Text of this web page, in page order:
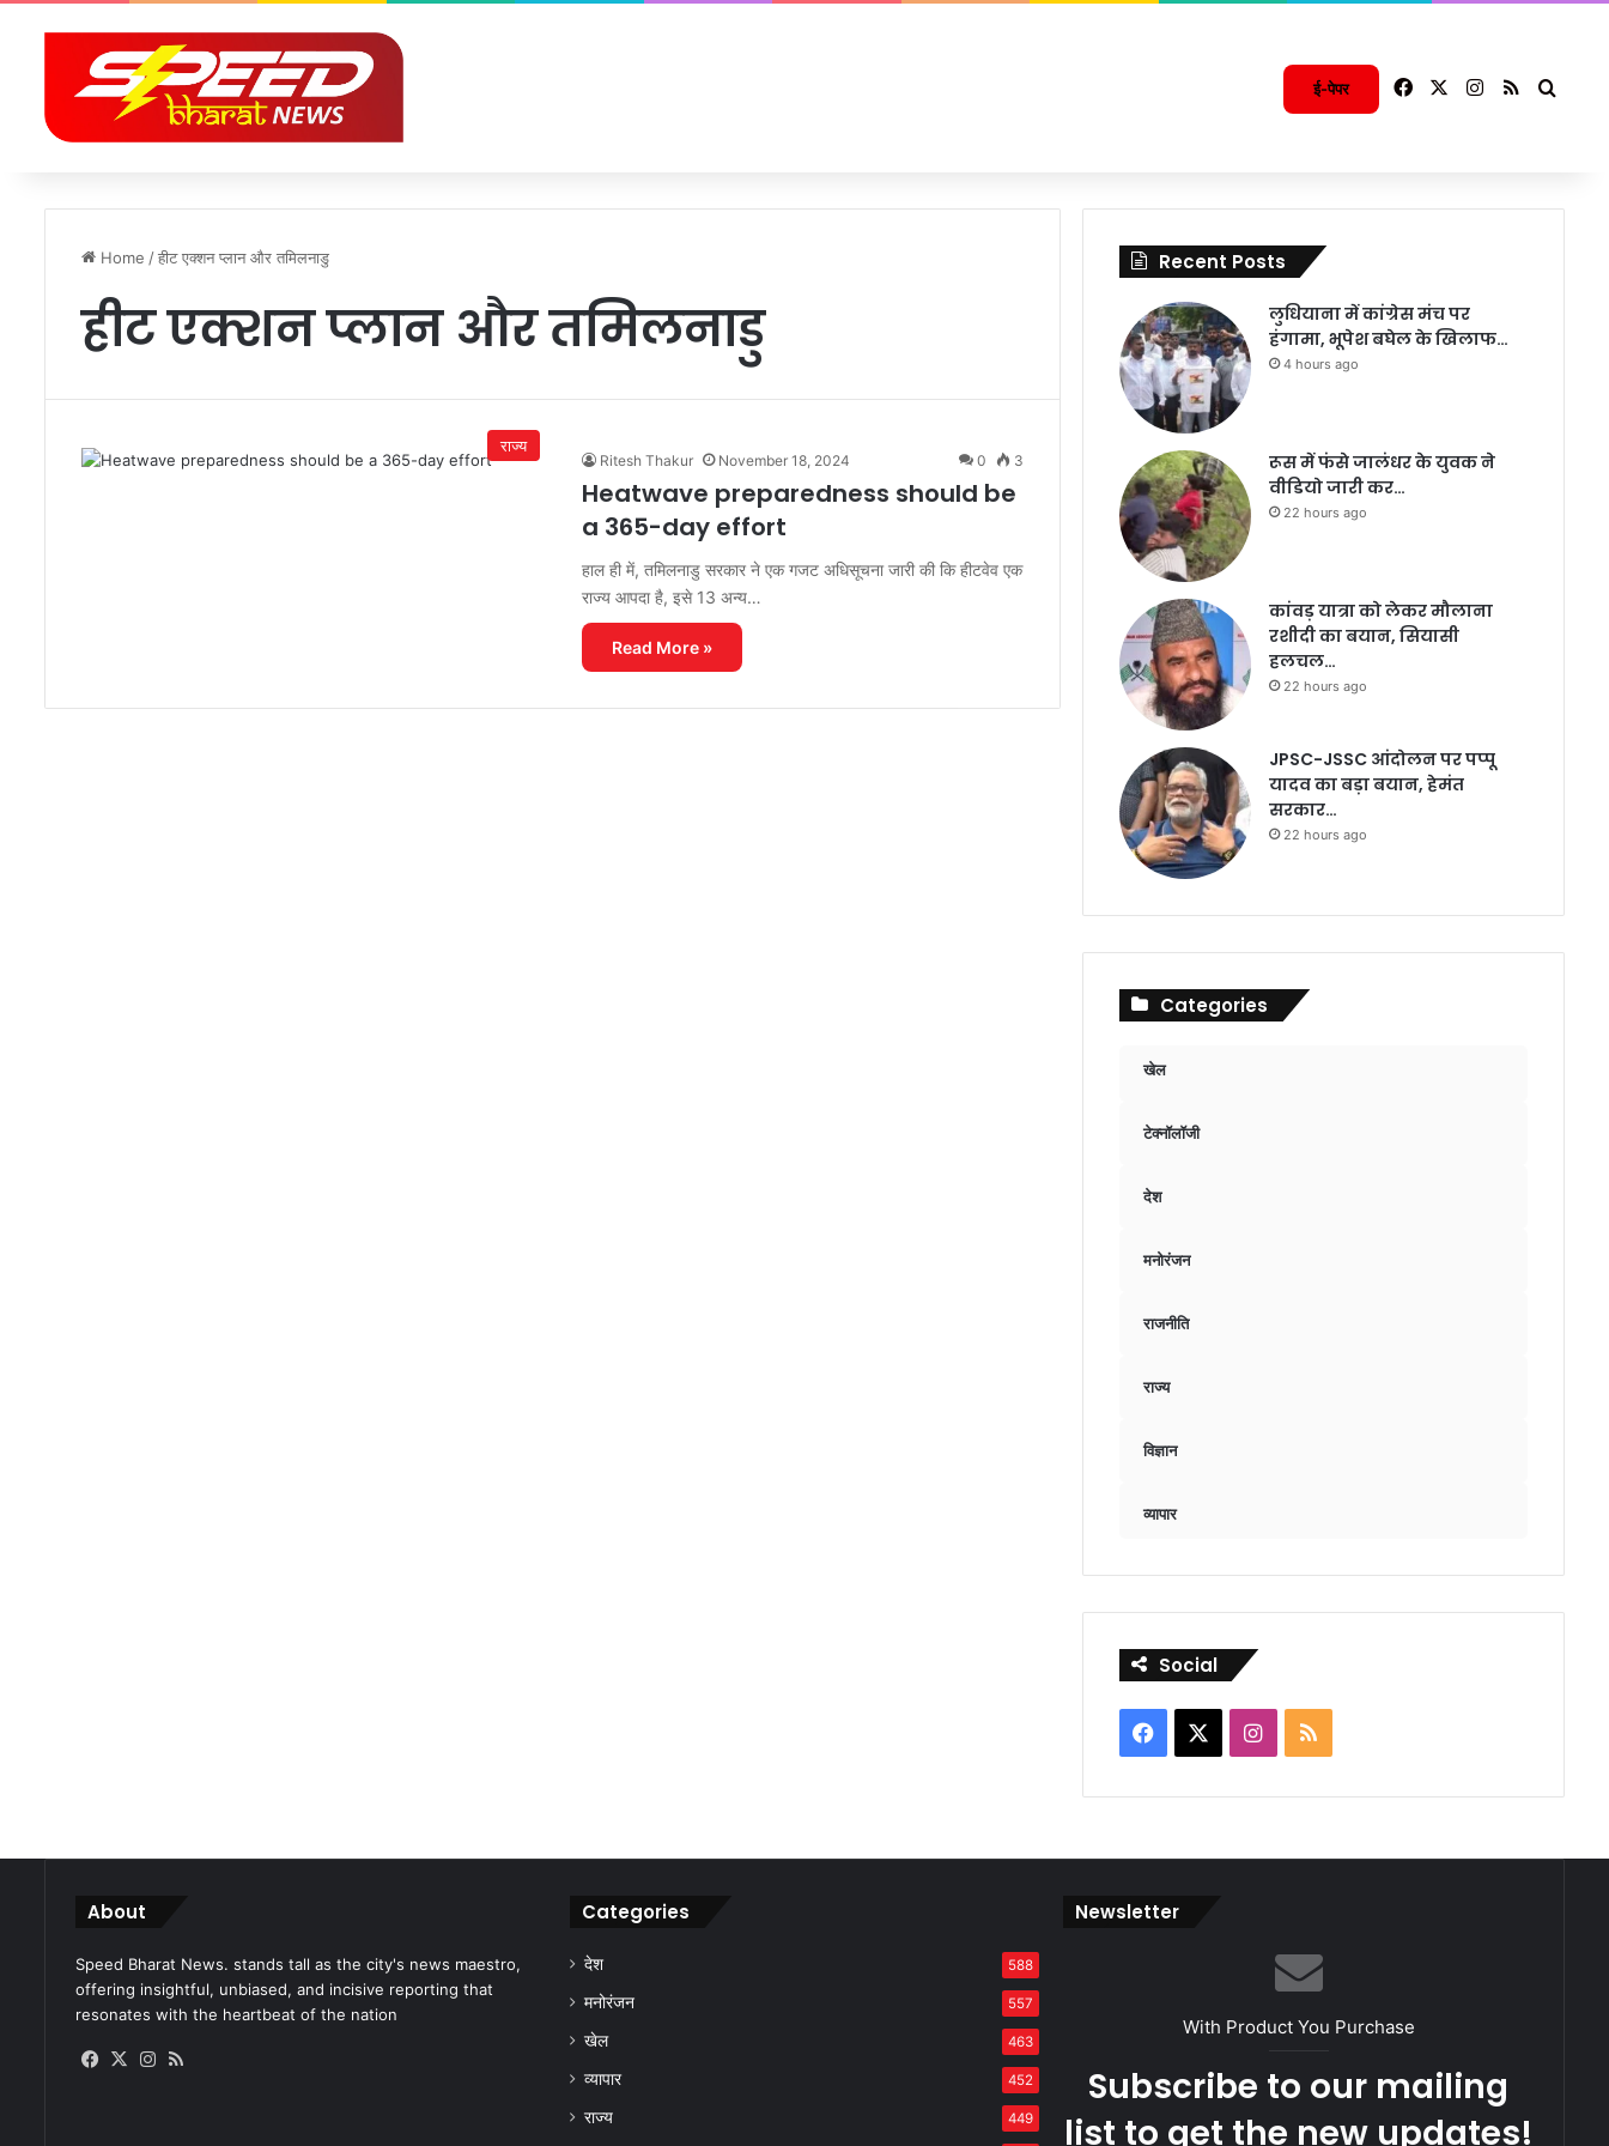
ई-पेपर FacebookInstagram
RSS
Home /हीट एक्शन प्लान और तमिलनाडु
हीट एक्शन प्लान और तमिलनाडु
राज्य
Ritesh Thakur November 18, 2024 0 3
Heatwave preparedness should be
a 365-day effort
हाल ही में, तमिलनाडु सरकार ने एक गजट अधिसूचना जारी की कि हीटवेव एक
राज्य आपदा है, इसे 13 अन्य…
Read More »
Recent Posts
लुधियाना में कांग्रेस मंच पर
हंगामा, भूपेश बघेल के खिलाफ…
4 hours ago
रूस में फंसे जालंधर के युवक ने
वीडियो जारी कर…
22 hours ago
कांवड़ यात्रा को लेकर मौलाना
रशीदी का बयान, सियासी
हलचल…
22 hours ago
JPSC-JSSC आंदोलन पर पप्पू
यादव का बड़ा बयान, हेमंत
सरकार…
22 hours ago
Categories
खेल
टेक्नॉलॉजी
देश
मनोरंजन
राजनीति
राज्य
विज्ञान
व्यापार
Social
Facebook Instagram
RSS
About
Speed Bharat News. stands tall as the city's news maestro,
offering insightful, unbiased, and incisive reporting that
resonates with the heartbeat of the nation
Facebook
X Instagram
Categories
देश 588
मनोरंजन 557
खेल 463
व्यापार 452
राज्य 449
Newsletter
With Product You Purchase
Subscribe to our mailing
list to get the new updates!